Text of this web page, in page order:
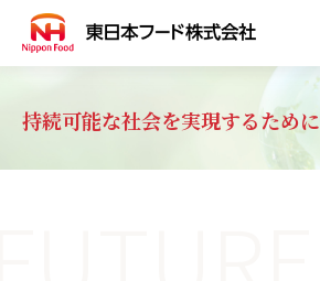
トップ
持続可能な社会を実現するために